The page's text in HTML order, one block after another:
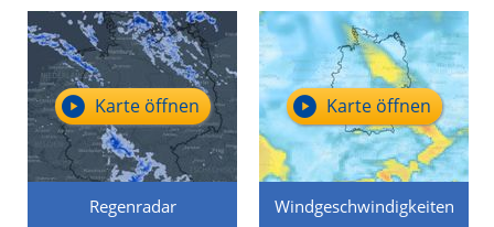
Regenradar
Karte öffnen
Windgeschwindigkeiten
Karte öffnen